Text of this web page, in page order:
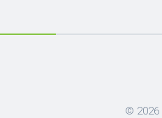
© 2026